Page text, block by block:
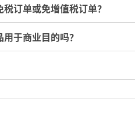
订单或免增值税订单？
于商业目的吗？